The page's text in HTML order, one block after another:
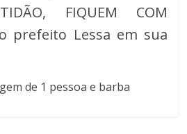
FIQUEM COM
prefeito Lessa em sua